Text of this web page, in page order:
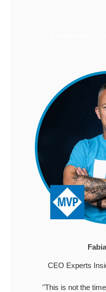
CEO Experts
"This is not the